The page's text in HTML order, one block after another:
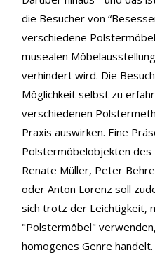
die Besucher von
verschiedene
musealen
verhindert wird. Die
Möglichkeit selbst zu
verschiedenen
Praxis auswirken. Eine
Polstermöbelobjekten des
Renate Müller, Peter
oder Anton Lorenz soll
sich trotz der Leichtigkeit,
"Polstermöbel"
homogenes Genre handelt.